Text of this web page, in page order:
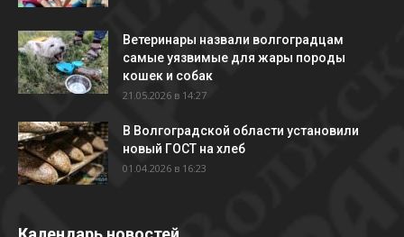
Ветеринары назвали волгоградцам
самые уязвимые для жары породы
кошек и собак
21.05.2026 в 14:27
В Волгоградской области установили
новый ГОСТ на хлеб
01.04.2026 в 16:23